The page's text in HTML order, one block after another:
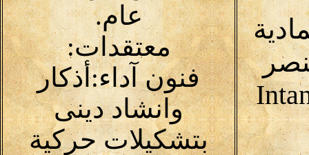
عام.
معتقدات:
فنون آداء:أذكار
وانشاد دينى
بتشكيلات حركية